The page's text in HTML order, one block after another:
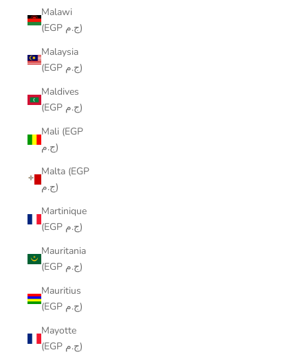
Malawi
(EGP ج.م)
Malaysia
(EGP ج.م)
Maldives
(EGP ج.م)
Mali (EGP
ج.م)
Malta (EGP
ج.م)
Martinique
(EGP ج.م)
Mauritania
(EGP ج.م)
Mauritius
(EGP ج.م)
Mayotte
(EGP ج.م)